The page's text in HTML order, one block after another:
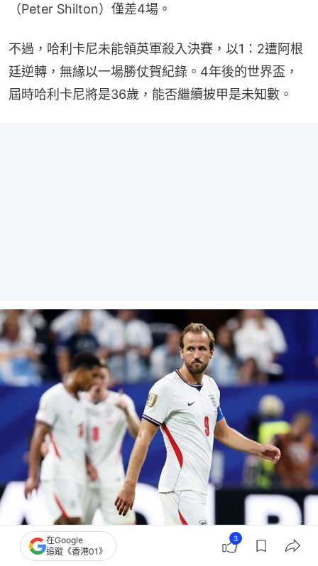
（Peter Shilton）僅差4場。
不過，哈利卡尼未能領英軍殺入決賽，以1：2遭阿根
廷逆轉，無緣以一場勝仗賀紀錄。4年後的世界盃，
屆時哈利卡尼將是36歲，能否繼續披甲是未知數。
卡尼來屆還可參賽嗎？（路透社）
在Google
追蹤《香港01》
3